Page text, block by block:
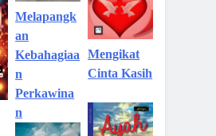
Melapangk
an
Kebahagiaa
n
Perkawina
n
Mengikat
Cinta Kasih